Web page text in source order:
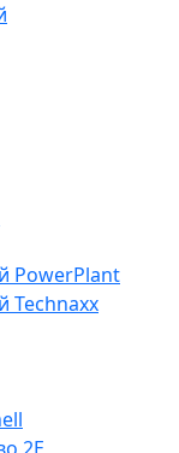
PowerPlant
Technaxx